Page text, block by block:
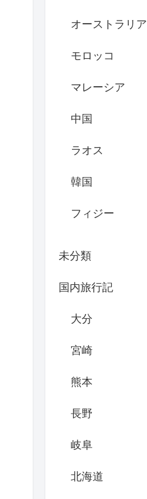
オーストラリア
モロッコ
マレーシア
中国
ラオス
韓国
フィジー
未分類
国内旅行記
大分
宮崎
熊本
長野
岐阜
北海道